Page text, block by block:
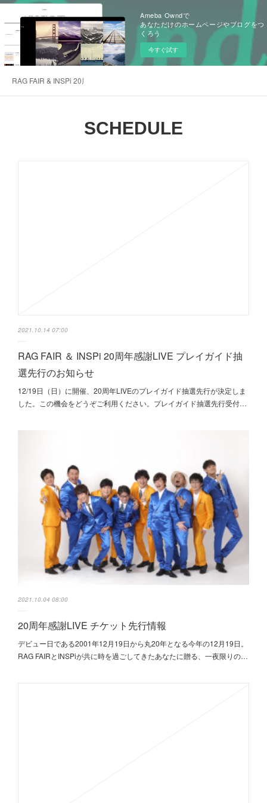
Ameba Owndで
あなただけのホームページやブログをつ
くろう
今すぐ試す
RAG FAIR & INSPi 20周年記念感謝サイト
SCHEDULE
2021.10.14 07:00
RAG FAIR ＆ INSPi 20周年感謝LIVE プレイガイド抽
選先行のお知らせ
12/19日（日）に開催、20周年LIVEのプレイガイド抽選先行が決定しま
した。この機会をどうぞご利用ください。プレイガイド抽選先行受付…
2021.10.04 08:00
20周年感謝LIVE チケット先行情報
デビュー日である2001年12月19日から丸20年となる今年の12月19日。
RAG FAIRとINSPiが共に時を過ごしてきたあなたに贈る、一夜限りの…